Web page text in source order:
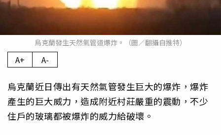
烏克蘭發生天然氣管道爆炸。（圖／翻攝自推特）
A+ A-
烏克蘭近日傳出有天然氣管發生巨大的爆炸，爆炸
產生的巨大威力，造成附近村莊嚴重的震動，不少
住戶的玻璃都被爆炸的威力給破壞。